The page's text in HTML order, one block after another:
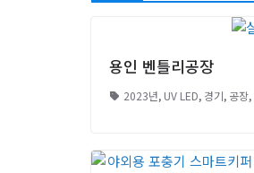
용인 벤틀리공장
2023년, UV LED, 경기, 공장,